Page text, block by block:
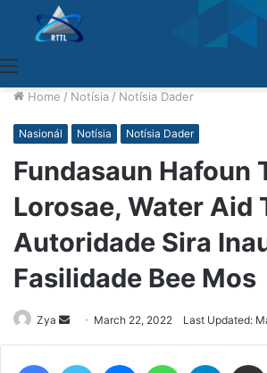
Home / Notísia / Notísia Dader
Nasionál Notísia Notísia Dader
Fundasaun Hafoun
Lorosae, Water Aid
Autoridade Sira
Fasilidade Bee Mos
Zya
Send
an
email
March 22, 2022 Last Updated: